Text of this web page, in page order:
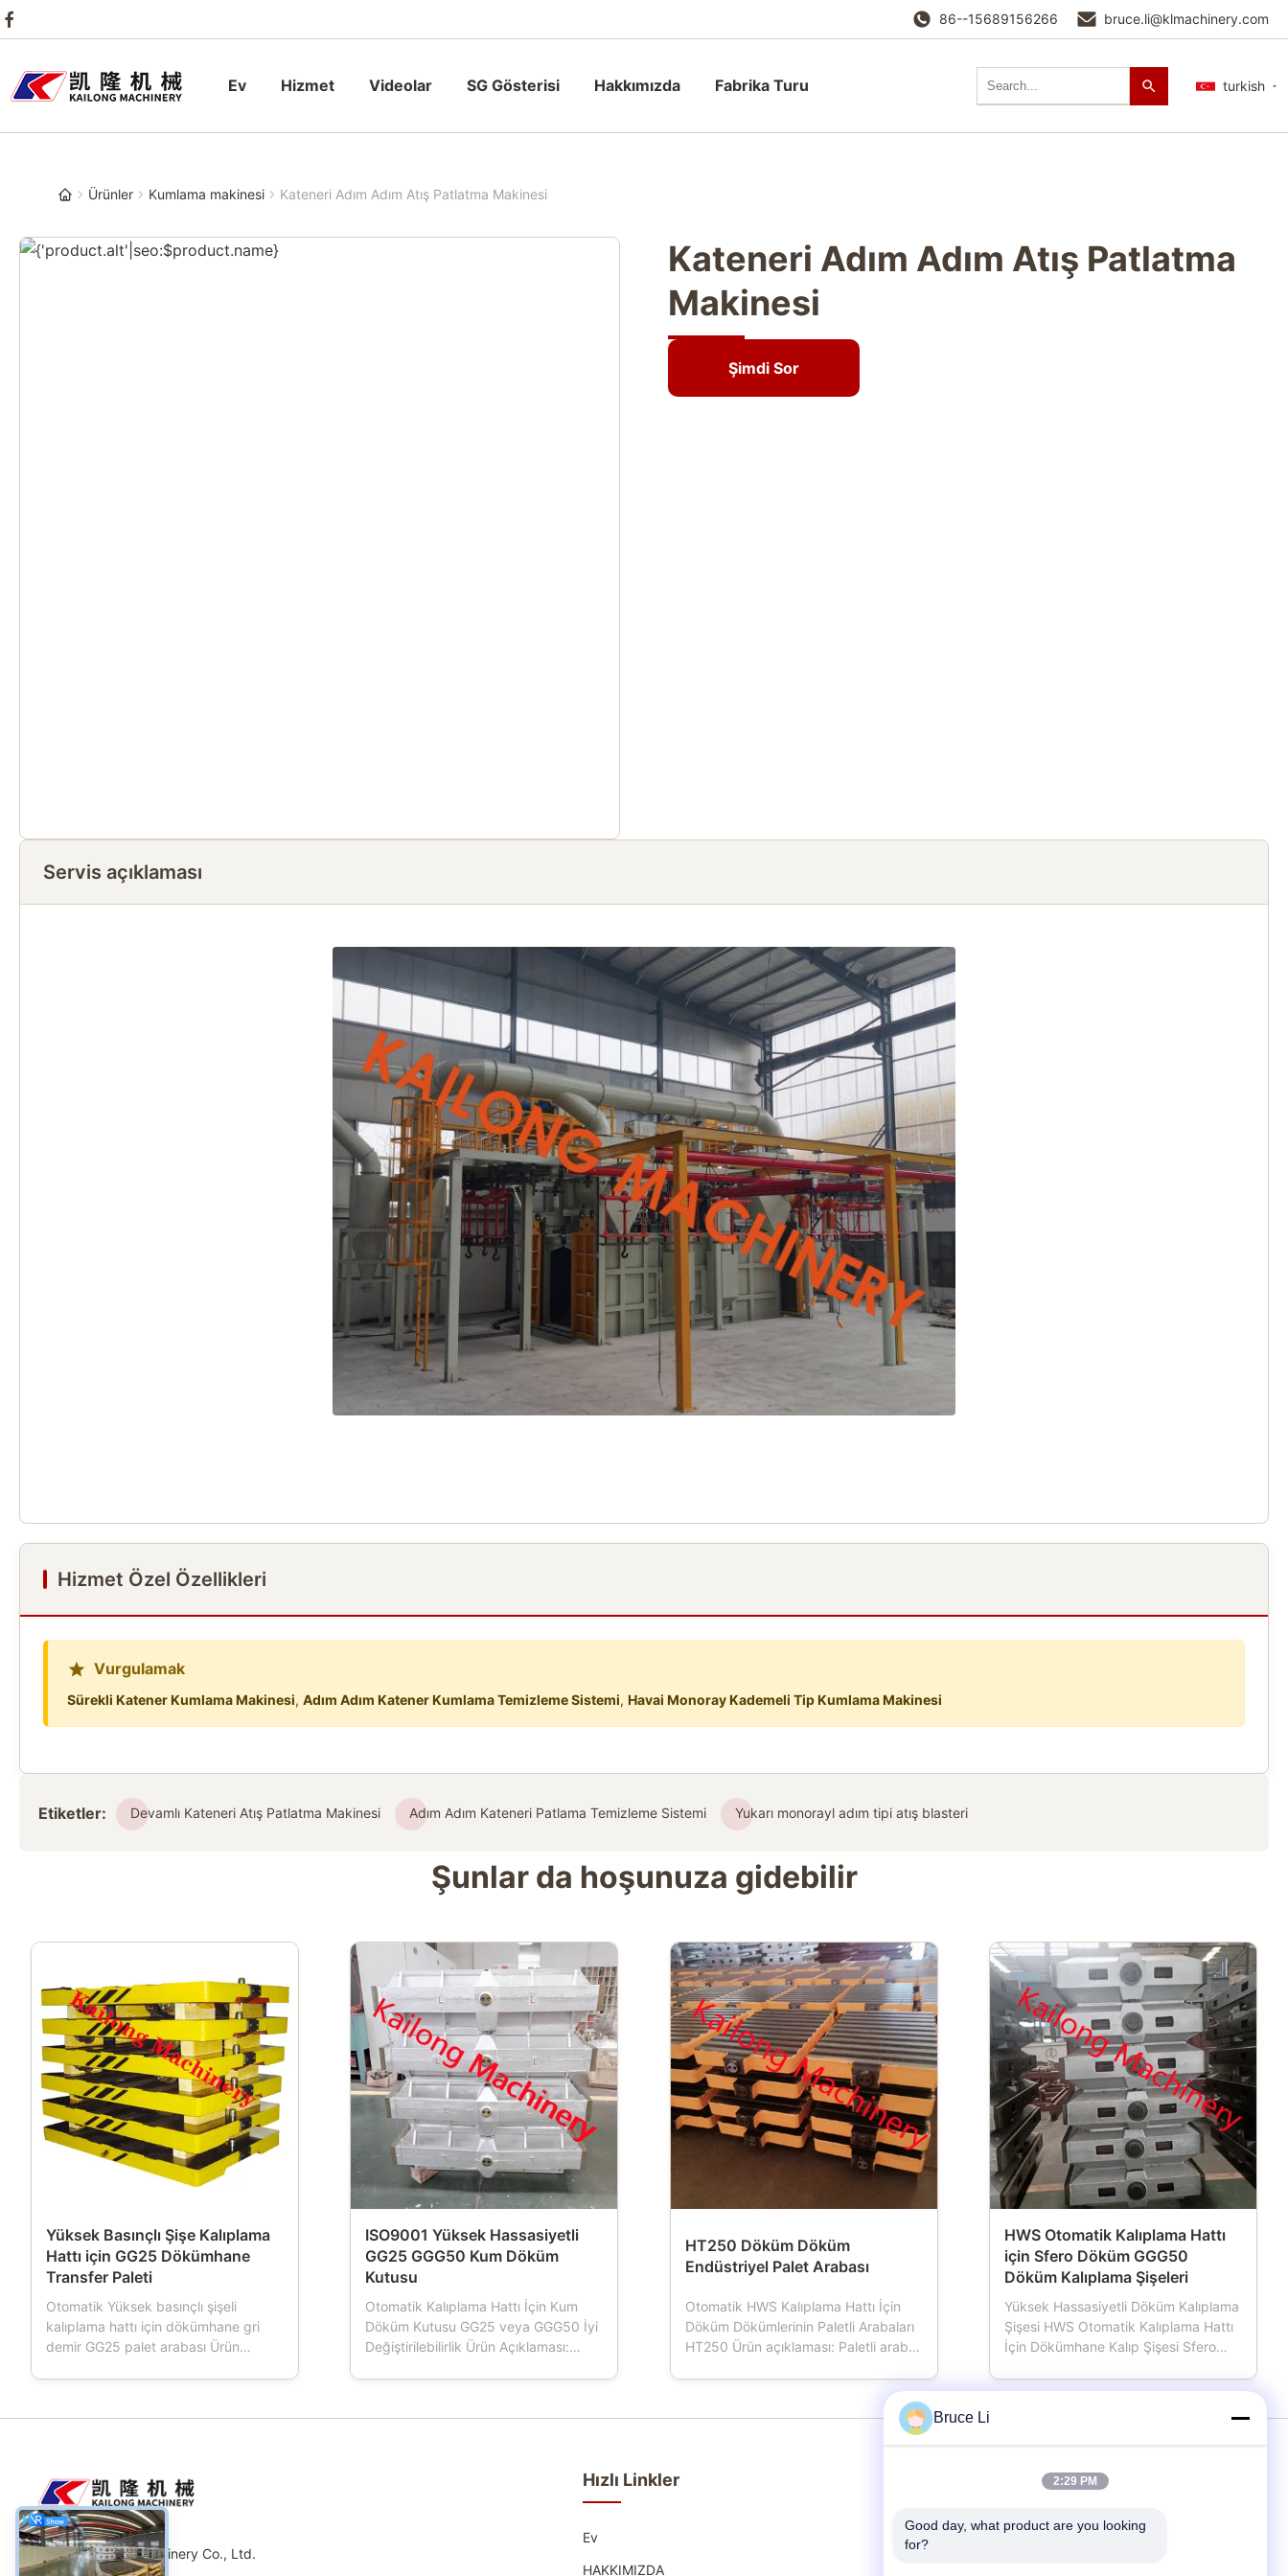
86--15689156266 bruce.li@klmachinery.com
Ev Hizmet Videolar SG Gösterisi Hakkımızda Fabrika Turu turkish
Ürünler Kumlama makinesi Kateneri Adım Adım Atış Patlatma Makinesi
Kateneri Adım Adım Atış Patlatma
Makinesi
Şimdi Sor
Şimdi Sor
Servis açıklaması
Hizmet Özel Özellikleri
Vurgulamak
Sürekli Katener Kumlama Makinesi, Adım Adım Katener Kumlama Temizleme Sistemi, Havai Monoray Kademeli Tip Kumlama Makinesi
Etiketler: Devamlı Kateneri Atış Patlatma Makinesi Adım Adım Kateneri Patlama Temizleme Sistemi Yukarı monorayl adım tipi atış blasteri
Şunlar da hoşunuza gidebilir
Yüksek Basınçlı Şişe Kalıplama
Hattı için GG25 Dökümhane
Transfer Paleti
Otomatik Yüksek basınçlı şişeli
kalıplama hattı için dökümhane gri
demir GG25 palet arabası Ürün
ISO9001 Yüksek Hassasiyetli
GG25 GGG50 Kum Döküm
Kutusu
Otomatik Kalıplama Hattı İçin Kum
Döküm Kutusu GG25 veya GGG50 İyi
Değiştirilebilirlik Ürün Açıklaması:
HT250 Döküm Döküm
Endüstriyel Palet Arabası
Otomatik HWS Kalıplama Hattı İçin
Döküm Dökümlerinin Paletli Arabaları
HT250 Ürün açıklaması: Paletli araba,
Palet arabasının dört tekerleği vardır,
HWS Otomatik Kalıplama Hattı
için Sfero Döküm GGG50
Döküm Kalıplama Şişeleri
Yüksek Hassasiyetli Döküm Kalıplama
Şişesi HWS Otomatik Kalıplama Hattı
İçin Dökümhane Kalıp Şişesi Sfero
şişesi, kum kutusu olarak da
Weifang Kailong Machinery Co., Ltd.
Hızlı Linkler
Ev
HAKKIMIZDA
Kalıplama Hattı
Bruce Li
2:29 PM
Good day, what product are you looking
for?